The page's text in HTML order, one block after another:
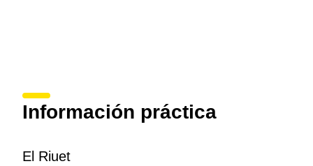
Información práctica
El Riuet